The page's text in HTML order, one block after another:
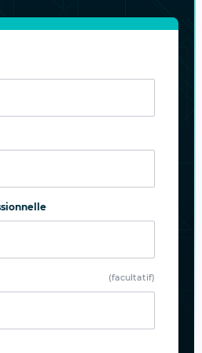
vecteurs de menace
de conformité et de
données.
(facultatif)